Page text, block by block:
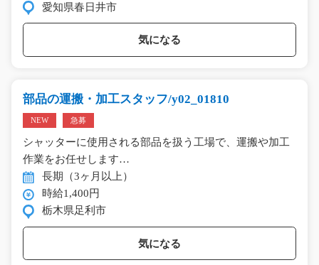
愛知県春日井市
気になる
部品の運搬・加工スタッフ/y02_01810
NEW 急募
シャッターに使用される部品を扱う工場で、運搬や加工
作業をお任せします…
長期（3ヶ月以上）
時給1,400円
栃木県足利市
気になる